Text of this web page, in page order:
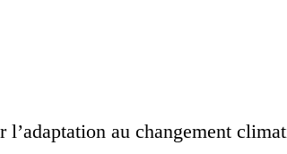
au changement